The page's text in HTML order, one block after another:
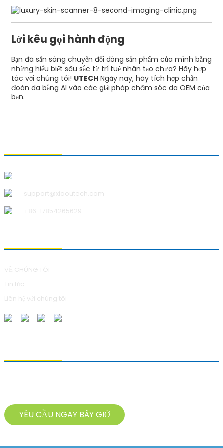
Lời kêu gọi hành động
Bạn đã sẵn sàng chuyển đổi dòng sản phẩm của mình bằng
những hiểu biết sâu sắc từ trí tuệ nhân tạo chưa? Hãy hợp
tác với chúng tôi! UTECHNgày nay, hãy tích hợp chẩn
đoán da bằng AI vào các giải pháp chăm sóc da OEM của
bạn.
support@xiaoutech.com
+86-17854265629
VỀ CHÚNG TÔI
Tin tức
Liên hệ với chúng tôi
YÊU CẦU NGAY BÂY GIỜ